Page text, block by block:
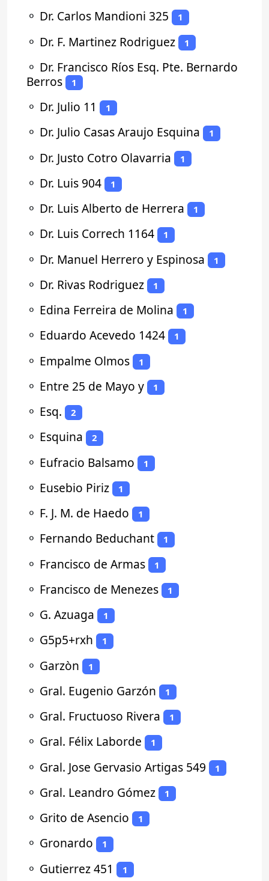
⚬ Dr. Carlos Mandioni 325 1
⚬ Dr. F. Martinez Rodriguez 1
⚬ Dr. Francisco Ríos Esq. Pte. Bernardo
Berros
1
⚬ Dr. Julio 11 1
⚬ Dr. Julio Casas Araujo Esquina 1
⚬ Dr. Justo Cotro Olavarria 1
⚬ Dr. Luis 904 1
⚬ Dr. Luis Alberto de Herrera 1
⚬ Dr. Luis Correch 1164 1
⚬ Dr. Manuel Herrero y Espinosa 1
⚬ Dr. Rivas Rodriguez 1
⚬ Edina Ferreira de Molina 1
⚬ Eduardo Acevedo 1424 1
⚬ Empalme Olmos 1
⚬ Entre 25 de Mayo y 1
⚬ Esq. 2
⚬ Esquina 2
⚬ Eufracio Balsamo 1
⚬ Eusebio Piriz 1
⚬ F. J. M. de Haedo 1
⚬ Fernando Beduchant 1
⚬ Francisco de Armas 1
⚬ Francisco de Menezes 1
⚬ G. Azuaga 1
⚬ G5p5+rxh 1
⚬ Garzòn 1
⚬ Gral. Eugenio Garzón 1
⚬ Gral. Fructuoso Rivera 1
⚬ Gral. Félix Laborde 1
⚬ Gral. Jose Gervasio Artigas 549 1
⚬ Gral. Leandro Gómez 1
⚬ Grito de Asencio 1
⚬ Gronardo 1
⚬ Gutierrez 451 1